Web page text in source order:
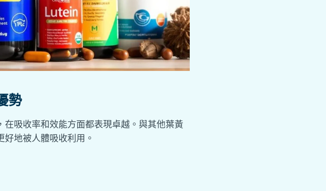
勢
吸收率和效能方面都表現卓越。與其他葉黃
好地被人體吸收利用。